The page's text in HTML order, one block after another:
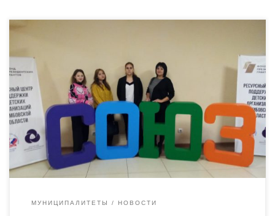
5 ноября 2022 года на базе «Парк – отель «Амакс» г.Тамбов
состоялось праздничное мероприятие «Здесь начинается
будущее», посвященное 31-ой годовщине со дня образования
Союза детских […]
МУНИЦИПАЛИТЕТЫ НОВОСТИ